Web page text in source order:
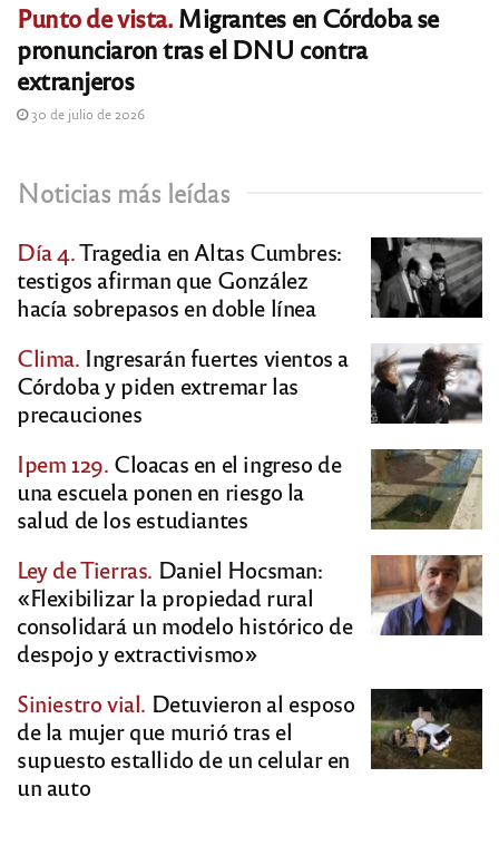
Punto de vista.Migrantes en Córdoba se
pronunciaron tras el DNU contra
extranjeros
30 de julio de 2026
Noticias más leídas
Día 4.Tragedia en Altas Cumbres:
testigos afirman que González
hacía sobrepasos en doble línea
Clima. Ingresarán fuertes vientos a
Córdoba y piden extremar las
precauciones
Ipem 129. Cloacas en el ingreso de
una escuela ponen en riesgo la
salud de los estudiantes
Ley de Tierras. Daniel Hocsman:
«Flexibilizar la propiedad rural
consolidará un modelo histórico de
despojo y extractivismo»
Siniestro vial. Detuvieron al esposo
de la mujer que murió tras el
supuesto estallido de un celular en
un auto